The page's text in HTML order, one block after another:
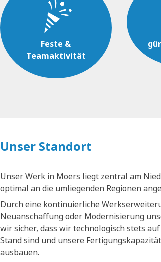
Feste &
Teamaktivität
Unser Standort
Unser Werk in Moers liegt zentral am
optimal an die umliegenden Regionen
Durch eine kontinuierliche
Neuanschaffung oder Modernisierung
wir sicher, dass wir technologisch stets
Stand sind und unsere
ausbauen.